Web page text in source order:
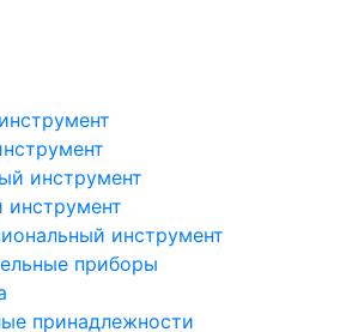
инструмент
инструмент
приборы
принадлежности